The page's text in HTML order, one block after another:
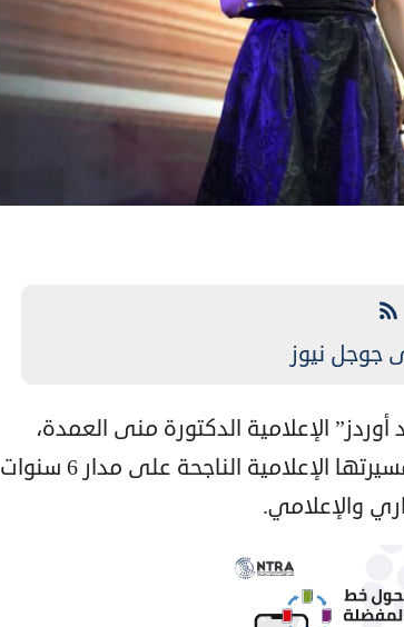
جوجل نيوز
الإعلامية الدكتورة منى العمدة،
بمنحها جائزة أفضل برنامج عقاري، تقديرًا لمسيرتها الإعلامية الناجحة على مدار 6 سنوات
والإعلامي.